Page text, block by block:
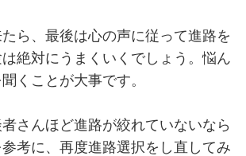
ら、最後は心の声に従って進路を
絶対にうまくいくでしょう。悩ん
くことが大事です。
さんほど進路が絞れていないなら
考に、再度進路選択をし直してみ